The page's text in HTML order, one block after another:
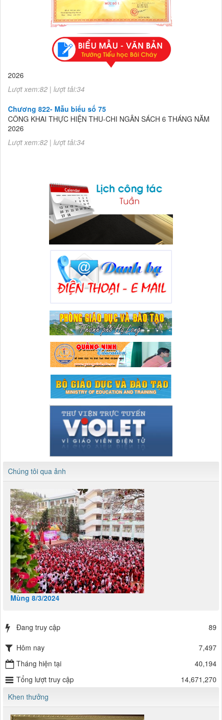
Chương 822- Mẫu biểu số 75
CÔNG KHAI THỰC HIỆN THU-CHI NGÂN SÁCH 6 THÁNG NĂM
2026
Lượt xem:82 | lượt tải:34
Chương 822- Mẫu biểu số 75
CÔNG KHAI THỰC HIỆN THU-CHI NGÂN SÁCH 6 THÁNG NĂM
2026
Lượt xem:82 | lượt tải:34
Chúng tôi qua ảnh
Mùng 8/3/2024
Đang truy cập 89
Hôm nay
7,497
Tháng hiện tại
40,194
Tổng lượt truy cập
14,671,270
Khen thưởng